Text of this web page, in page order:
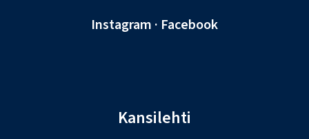
Instagram · Facebook
Kansilehti